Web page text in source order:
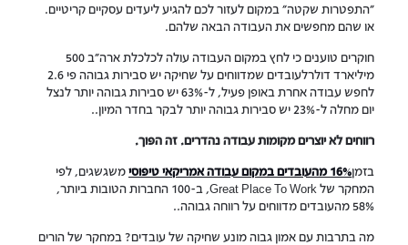
"התפטרות שקטה" במקום לעזור לכם להגיע ליעדים עסקיים קריטיים.
או שהם מחפשים את העבודה הבאה שלהם.
חוקרים טוענים כי לחץ במקום העבודה עולה לכלכלת ארה"ב 500
מיליארד דולרלעובדים שמדווחים על שחיקה יש סבירות גבוהה פי 2.6
לחפש עבודה אחרת באופן פעיל, ל-63% יש סבירות גבוהה יותר לנצל
יום מחלה ל-23% יש סבירות גבוהה יותר לבקר בחדר המיון..
רווחים לא יוצרים מקומות עבודה נהדרים. זה הפוך.
בזמן16% מהעובדים במקום עבודה אמריקאי טיפוסי
משגשגים, לפי
המחקר של Great Place To Work, ב-100 החברות הטובות ביותר,
58% מהעובדים מדווחים על רווחה גבוהה..
מה בתרבות עם אמון גבוה מונע שחיקה של עובדים? במחקר של הורים